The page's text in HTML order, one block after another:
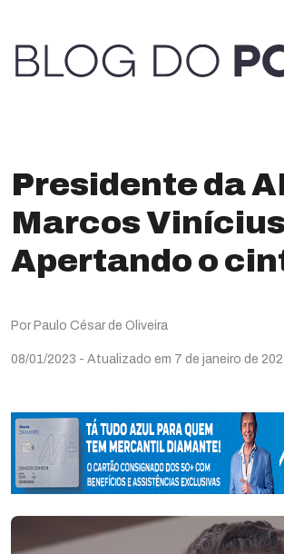
Presidente da
Marcos
Apertando o
Por Paulo César de Oliveira
08/01/2023 - Atualizado em 7 de janeiro de